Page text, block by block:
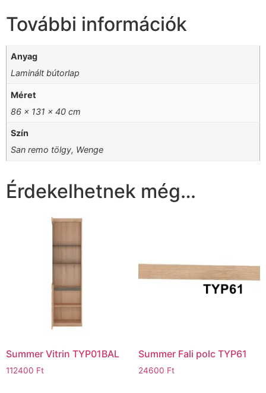
További információk
Anyag
Laminált bútorlap
Méret
86 x 131 x 40 cm
Szín
San remo tölgy, Wenge
Érdekelhetnek még…
Summer Vitrin TYP01BAL
112400 Ft
Summer Fali polc TYP61
24600 Ft